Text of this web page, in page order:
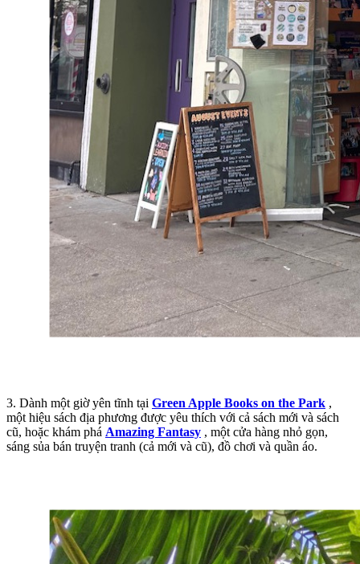
3. Dành một giờ yên tĩnh tại Green Apple Books on the Park ,
một hiệu sách địa phương được yêu thích với cả sách mới và sách
cũ, hoặc khám phá Amazing Fantasy , một cửa hàng nhỏ gọn,
sáng sủa bán truyện tranh (cả mới và cũ), đồ chơi và quần áo.